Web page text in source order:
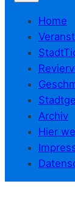
Home
Archiv
Hier